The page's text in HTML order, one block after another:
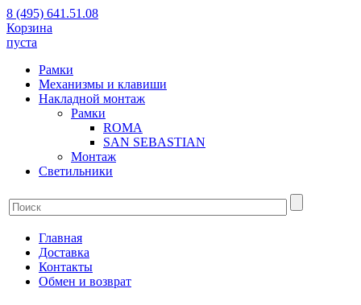
8 (495) 641.51.08
Корзина
пуста
Рамки
Механизмы и клавиши
Накладной монтаж
Рамки
ROMA
SAN SEBASTIAN
Монтаж
Светильники
Главная
Доставка
Контакты
Обмен и возврат